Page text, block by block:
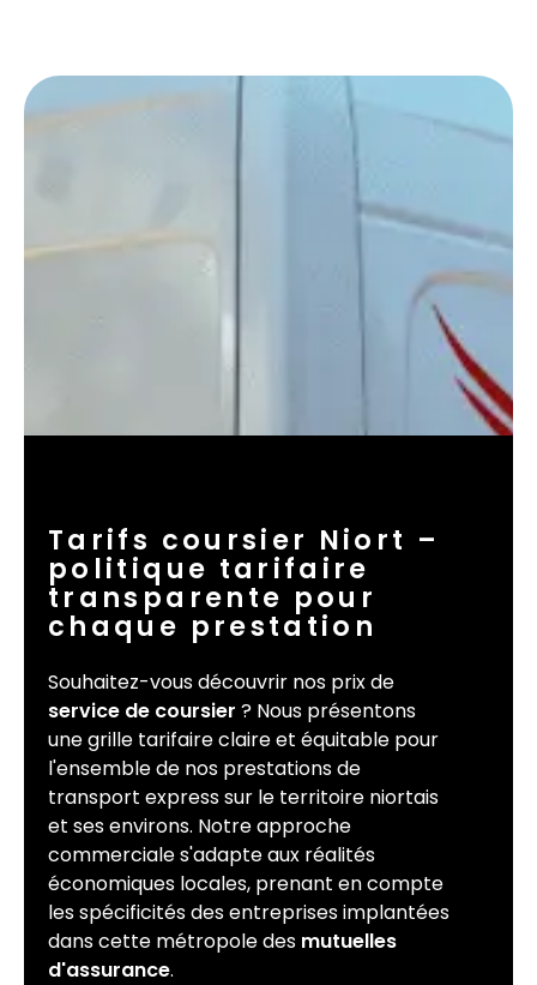
Tarifs coursier Niort –
politique tarifaire
transparente pour
chaque prestation
Souhaitez-vous découvrir nos prix de
service de coursier ? Nous présentons
une grille tarifaire claire et équitable pour
l'ensemble de nos prestations de
transport express sur le territoire niortais
et ses environs. Notre approche
commerciale s'adapte aux réalités
économiques locales, prenant en compte
les spécificités des entreprises implantées
dans cette métropole des mutuelles
d'assurance.